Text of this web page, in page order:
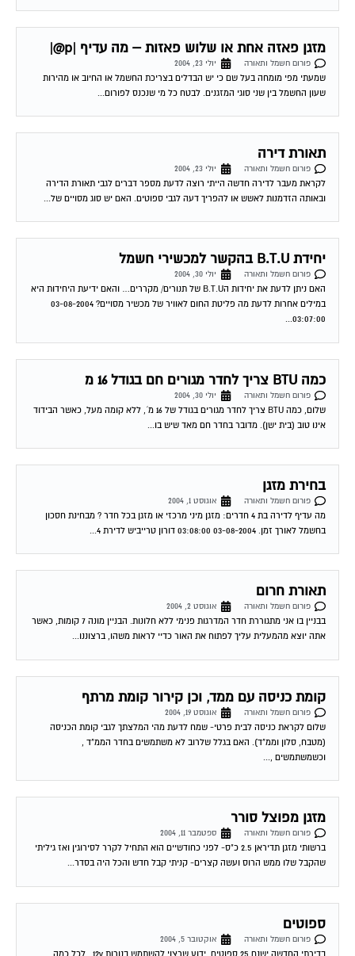
מזגן פאזה אחת או שלוש פאזות – מה עדיף |p@|
פורום חשמל ותאורה
יולי 23, 2004
שמעתי מפי מומחה בעל שם כי יש הבדלים בצריכת החשמל או החיוב או מהירות
שעון החשמל בין שני סוגי המזגנים. לבטח כל מי שנכנס לפורום...
תאורת דירה
פורום חשמל ותאורה
יולי 23, 2004
לקראת מעבר לדירה חדשה הייתי רוצה לדעת מספר דברים לגבי תאורת הדירה
ובאותה הזדמנות לאשש או להפריך דעה לגבי ספוטים. האם יש סוג מסויים של...
יחידת B.T.U בהקשר למכשירי חשמל
פורום חשמל ותאורה
יולי 30, 2004
האם ניתן לדעת את יחידות הB.T.U של תנורים/ מקררים… והאם ידיעת היחידות היא
במילים אחרות לדעת מה פליטת החום לאוויר של מכשיר מסויים? 03-08-2004
03:07:00...
כמה BTU צריך לחדר מגורים חם בגודל 16 מ
פורום חשמל ותאורה
יולי 30, 2004
שלום, כמה BTU צריך לחדר מגורים בגודל של 16 מ´, ללא קומה מעל, כאשר הבידוד
אינו טוב (בית ישן). מדובר בחדר חם מאד שיש בו...
בחירת מזגן
פורום חשמל ותאורה
אוגוסט 1, 2004
מה עדיף לדירה בת 4 חדרים: מזגן מיני מרכזי או מזגן בכל חדר ? מבחינת חסכון
בחשמל לאורך זמן. 03-08-2004 03:08:00 דורון טרייביש לדירת 4...
תאורת חרום
פורום חשמל ותאורה
אוגוסט 2, 2004
בבניין בו אני מתגוררת חדר המדרגות פנימי ללא חלונות. הבניין מונה 7 קומות, כאשר
אתה יוצא מהמעלית עליך לפתוח את האור כדיי לראות משהו, ברצוננו...
קומת כניסה עם ממד, וכן קירור קומת מרתף
פורום חשמל ותאורה
אוגוסט 19, 2004
שלום לקראת כניסה לבית פרטי- שמח לדעת מהי המלצתך לגבי קומת הכניסה
(מטבח, סלון וממ"ד). האם בגלל שלרוב לא משתמשים בחדר הממ"ד ,
וכשמשתמשים ,...
מזגן מפוצל סורר
פורום חשמל ותאורה
ספטמבר 11, 2004
ברשותי מזגן תדיראן 2.5 כ"ס- לפני כחודשיים הוא התחיל לקרר לסירוגין ואז גיליתי
שהקבל שלו ממש הרוס ועשה קצרים- קניתי קבל חדש והכל היה בסדר...
ספוטים
פורום חשמל ותאורה
אוקטובר 5, 2004
בדירתי החדשה ישנם 25 ספוטים. ידוע שרצוי להשתמש בנורות 12v . לכל כמה